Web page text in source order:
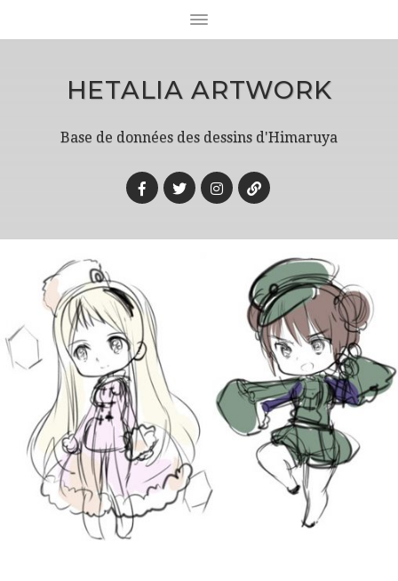
HETALIA ARTWORK
Base de données des dessins d'Himaruya